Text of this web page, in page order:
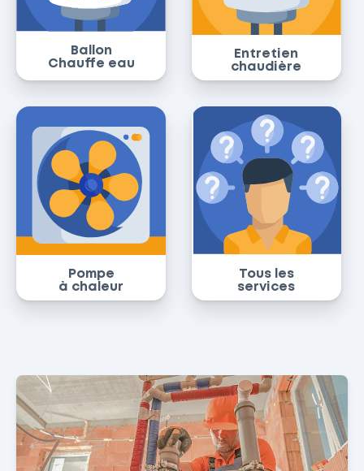
Ballon
Chauffe eau
Entretien
chaudière
Pompe
à chaleur
Tous les
services